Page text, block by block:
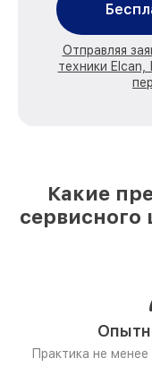
Отправляя
техники
Какие
сервисного
Практика не менее